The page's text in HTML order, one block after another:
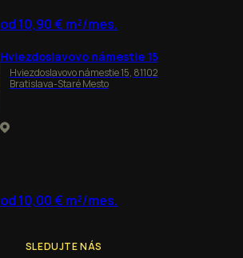
od 10,90 € m²/mes.
Hviezdoslavovo námestie 15
Hviezdoslavovo námestie 15, 81102
Bratislava-Staré Mesto
od 10,00 € m²/mes.
SLEDUJTE NÁS